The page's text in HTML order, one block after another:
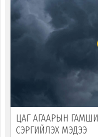
ЦАГ АГААРЫН
СЭРГИЙЛЭХ МЭДЭЭ